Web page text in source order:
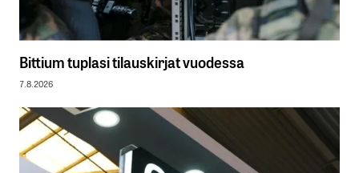
Bittium tuplasi tilauskirjat vuodessa
7.8.2026